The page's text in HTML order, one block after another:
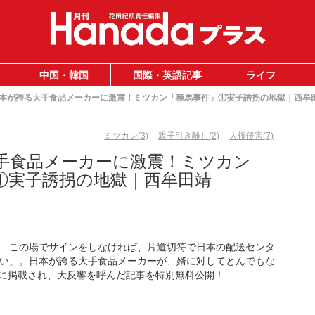
中国・韓国 国際・英語記事 ライフ
が誇る大手食品メーカーに激震！ミツカン「種馬事件」①実子誘拐の地獄｜西牟
ミツカン(3) 親子引き離し(2) 人権侵害(7)
食品メーカーに激震！ミツカン
子誘拐の地獄｜西牟田靖
の場でサインをしなければ、片道切符で日本の配送センタ
」。日本が誇る大手食品メーカーが、婿に対してとんでもな
載され、大反響を呼んだ記事を特別無料公開！